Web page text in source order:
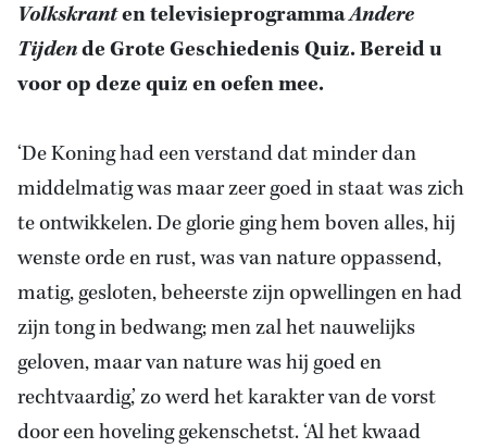
Volkskranten televisieprogrammaAndere
Tijdende Grote Geschiedenis Quiz. Bereid u
voor op deze quiz en oefen mee.
‘De Koning had een verstand dat minder dan
middelmatig was maar zeer goed in staat was zich
te ontwikkelen. De glorie ging hem boven alles, hij
wenste orde en rust, was van nature oppassend,
matig, gesloten, beheerste zijn opwellingen en had
zijn tong in bedwang; men zal het nauwelijks
geloven, maar van nature was hij goed en
rechtvaardig,’ zo werd het karakter van de vorst
door een hoveling gekenschetst. ‘Al het kwaad